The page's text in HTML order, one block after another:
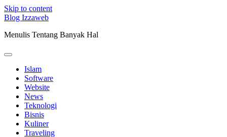
Skip to content
Blog Izzaweb
Menulis Tentang Banyak Hal
Islam
Software
Website
News
Teknologi
Bisnis
Kuliner
Traveling